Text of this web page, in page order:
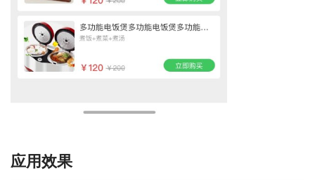
应用效果